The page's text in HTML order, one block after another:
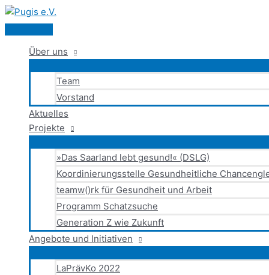
Zum
Inhalt
springen
Über uns
Team
Vorstand
Aktuelles
Projekte
»Das Saarland lebt gesund!« (DSLG)
Koordinierungsstelle Gesundheitliche
teamw()rk für Gesundheit und Arbeit
Programm Schatzsuche
Generation Z wie Zukunft
Angebote und Initiativen
LaPrävKo 2022